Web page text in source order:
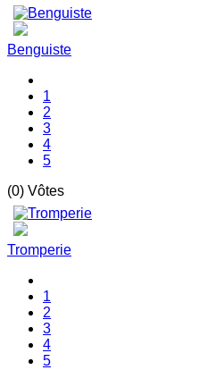
Benguiste
1
2
3
4
5
(0) Vôtes
Tromperie
1
2
3
4
5